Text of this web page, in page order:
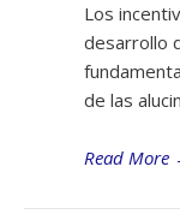
Los
desarrollo
de las
Read More